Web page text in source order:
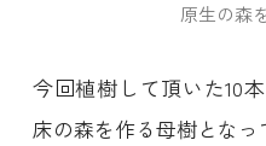
原生の森
今回植樹して頂いた10
床の森を作る母樹となっ